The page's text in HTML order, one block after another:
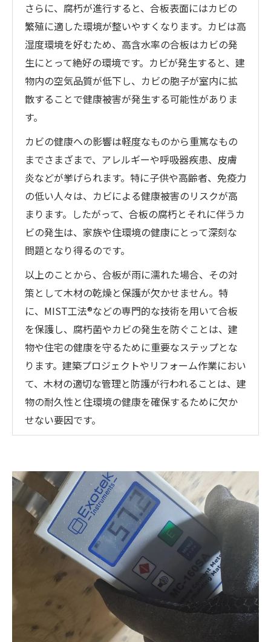
さらに、腐朽が進行すると、合板表面にはカビの
繁殖に適した環境が整いやすくなります。カビは高
湿度環境を好むため、高含水率の合板はカビの発
生にとって絶好の環境です。カビが発生すると、建
物内の空気品質が低下し、カビの胞子が室内に拡
散することで健康被害が発生する可能性がありま
す。
カビの健康への影響は軽度なものから重篤なもの
までさまざまで、アレルギーや呼吸器疾患、皮膚
炎などが挙げられます。特に子供や高齢者、免疫力
の低い人々は、カビによる健康被害のリスクが高
まります。したがって、合板の腐朽とそれに伴うカ
ビの発生は、家族や住環境の健康にとって深刻な
問題となり得るのです。
以上のことから、合板が雨に濡れた場合、その対
策として木材の乾燥と保護が欠かせません。特
に、MIST工法®などの専門的な技術を用いて合板
を保護し、腐朽菌やカビの発生を防ぐことは、建
物や住宅の健康を守るために重要なステップとな
ります。建築プロジェクトやリフォーム作業におい
て、木材の適切な管理と防護が行われることは、建
物の耐久性と住環境の健康を確保するために欠か
せない要因です。